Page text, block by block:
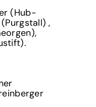
(Hub-
,